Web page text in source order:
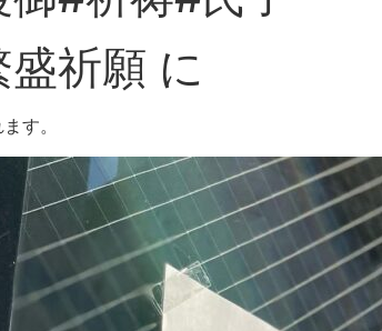
祈願 に
す。